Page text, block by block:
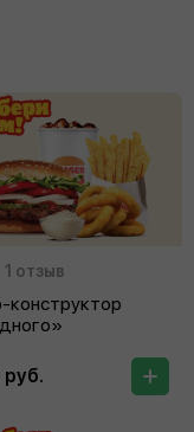
1 отзыв
конструктор